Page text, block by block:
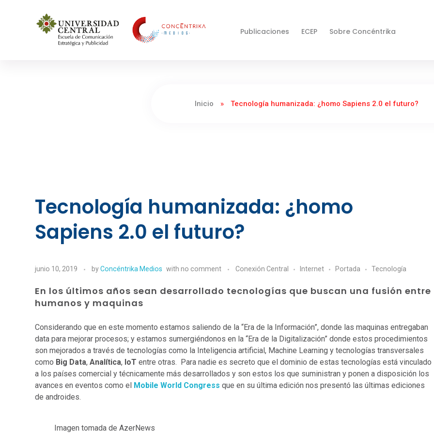
Publicaciones ECEP Sobre Concéntrika
Inicio » Tecnología humanizada: ¿homo Sapiens 2.0 el futuro?
Tecnología humanizada: ¿homo
Sapiens 2.0 el futuro?
junio 10, 2019 byConcéntrika Medios with no comment Conexión Central Internet Portada Tecnologí­a
En los últimos años sean desarrollado tecnologías que buscan una fusión entre
humanos y maquinas
Considerando que en este momento estamos saliendo de la “Era de la Información”, donde las maquinas entregaban
data para mejorar procesos; y estamos sumergiéndonos en la “Era de la Digitalización” donde estos procedimientos
son mejorados a través de tecnologías como la Inteligencia artificial, Machine Learning y tecnologías transversales
como Big Data, Analítica, IoT entre otras. Para nadie es secreto que el dominio de estas tecnologías está vinculado
a los países comercial y técnicamente más desarrollados y son estos los que suministran y ponen a disposición los
avances en eventos como el Mobile World Congress que en su última edición nos presentó las últimas ediciones
de androides.
Imagen tomada de AzerNews